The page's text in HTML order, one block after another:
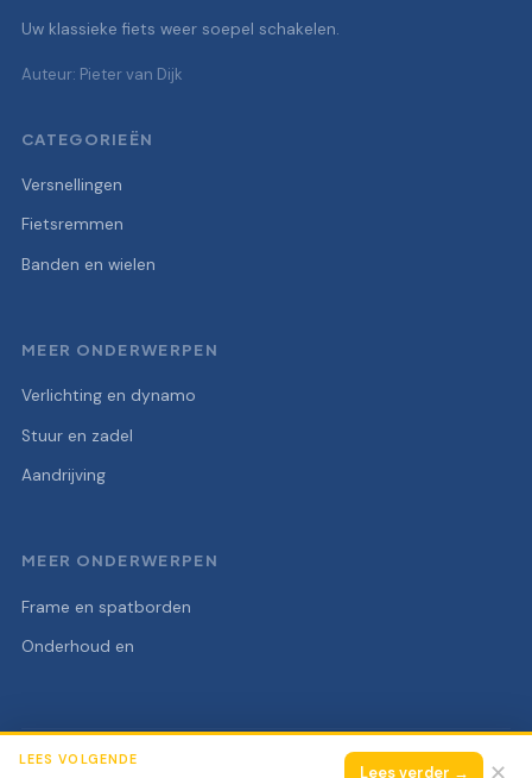
Uw klassieke fiets weer soepel schakelen.
Auteur: Pieter van Dijk
CATEGORIEËN
Versnellingen
Fietsremmen
Banden en wielen
MEER ONDERWERPEN
Verlichting en dynamo
Stuur en zadel
Aandrijving
MEER ONDERWERPEN
Frame en spatborden
Onderhoud en
© 2026 Fietsonderdelen Stunter Alle rechten voorbehouden.
LEES VOLGENDE
Lees verder → ✕